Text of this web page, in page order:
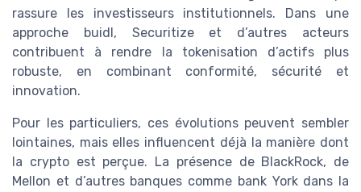
rassure les investisseurs institutionnels. Dans une
approche buidl, Securitize et d’autres acteurs
contribuent à rendre la tokenisation d’actifs plus
robuste, en combinant conformité, sécurité et
innovation.
Pour les particuliers, ces évolutions peuvent sembler
lointaines, mais elles influencent déjà la manière dont
la crypto est perçue. La présence de BlackRock, de
Mellon et d’autres banques comme bank York dans la